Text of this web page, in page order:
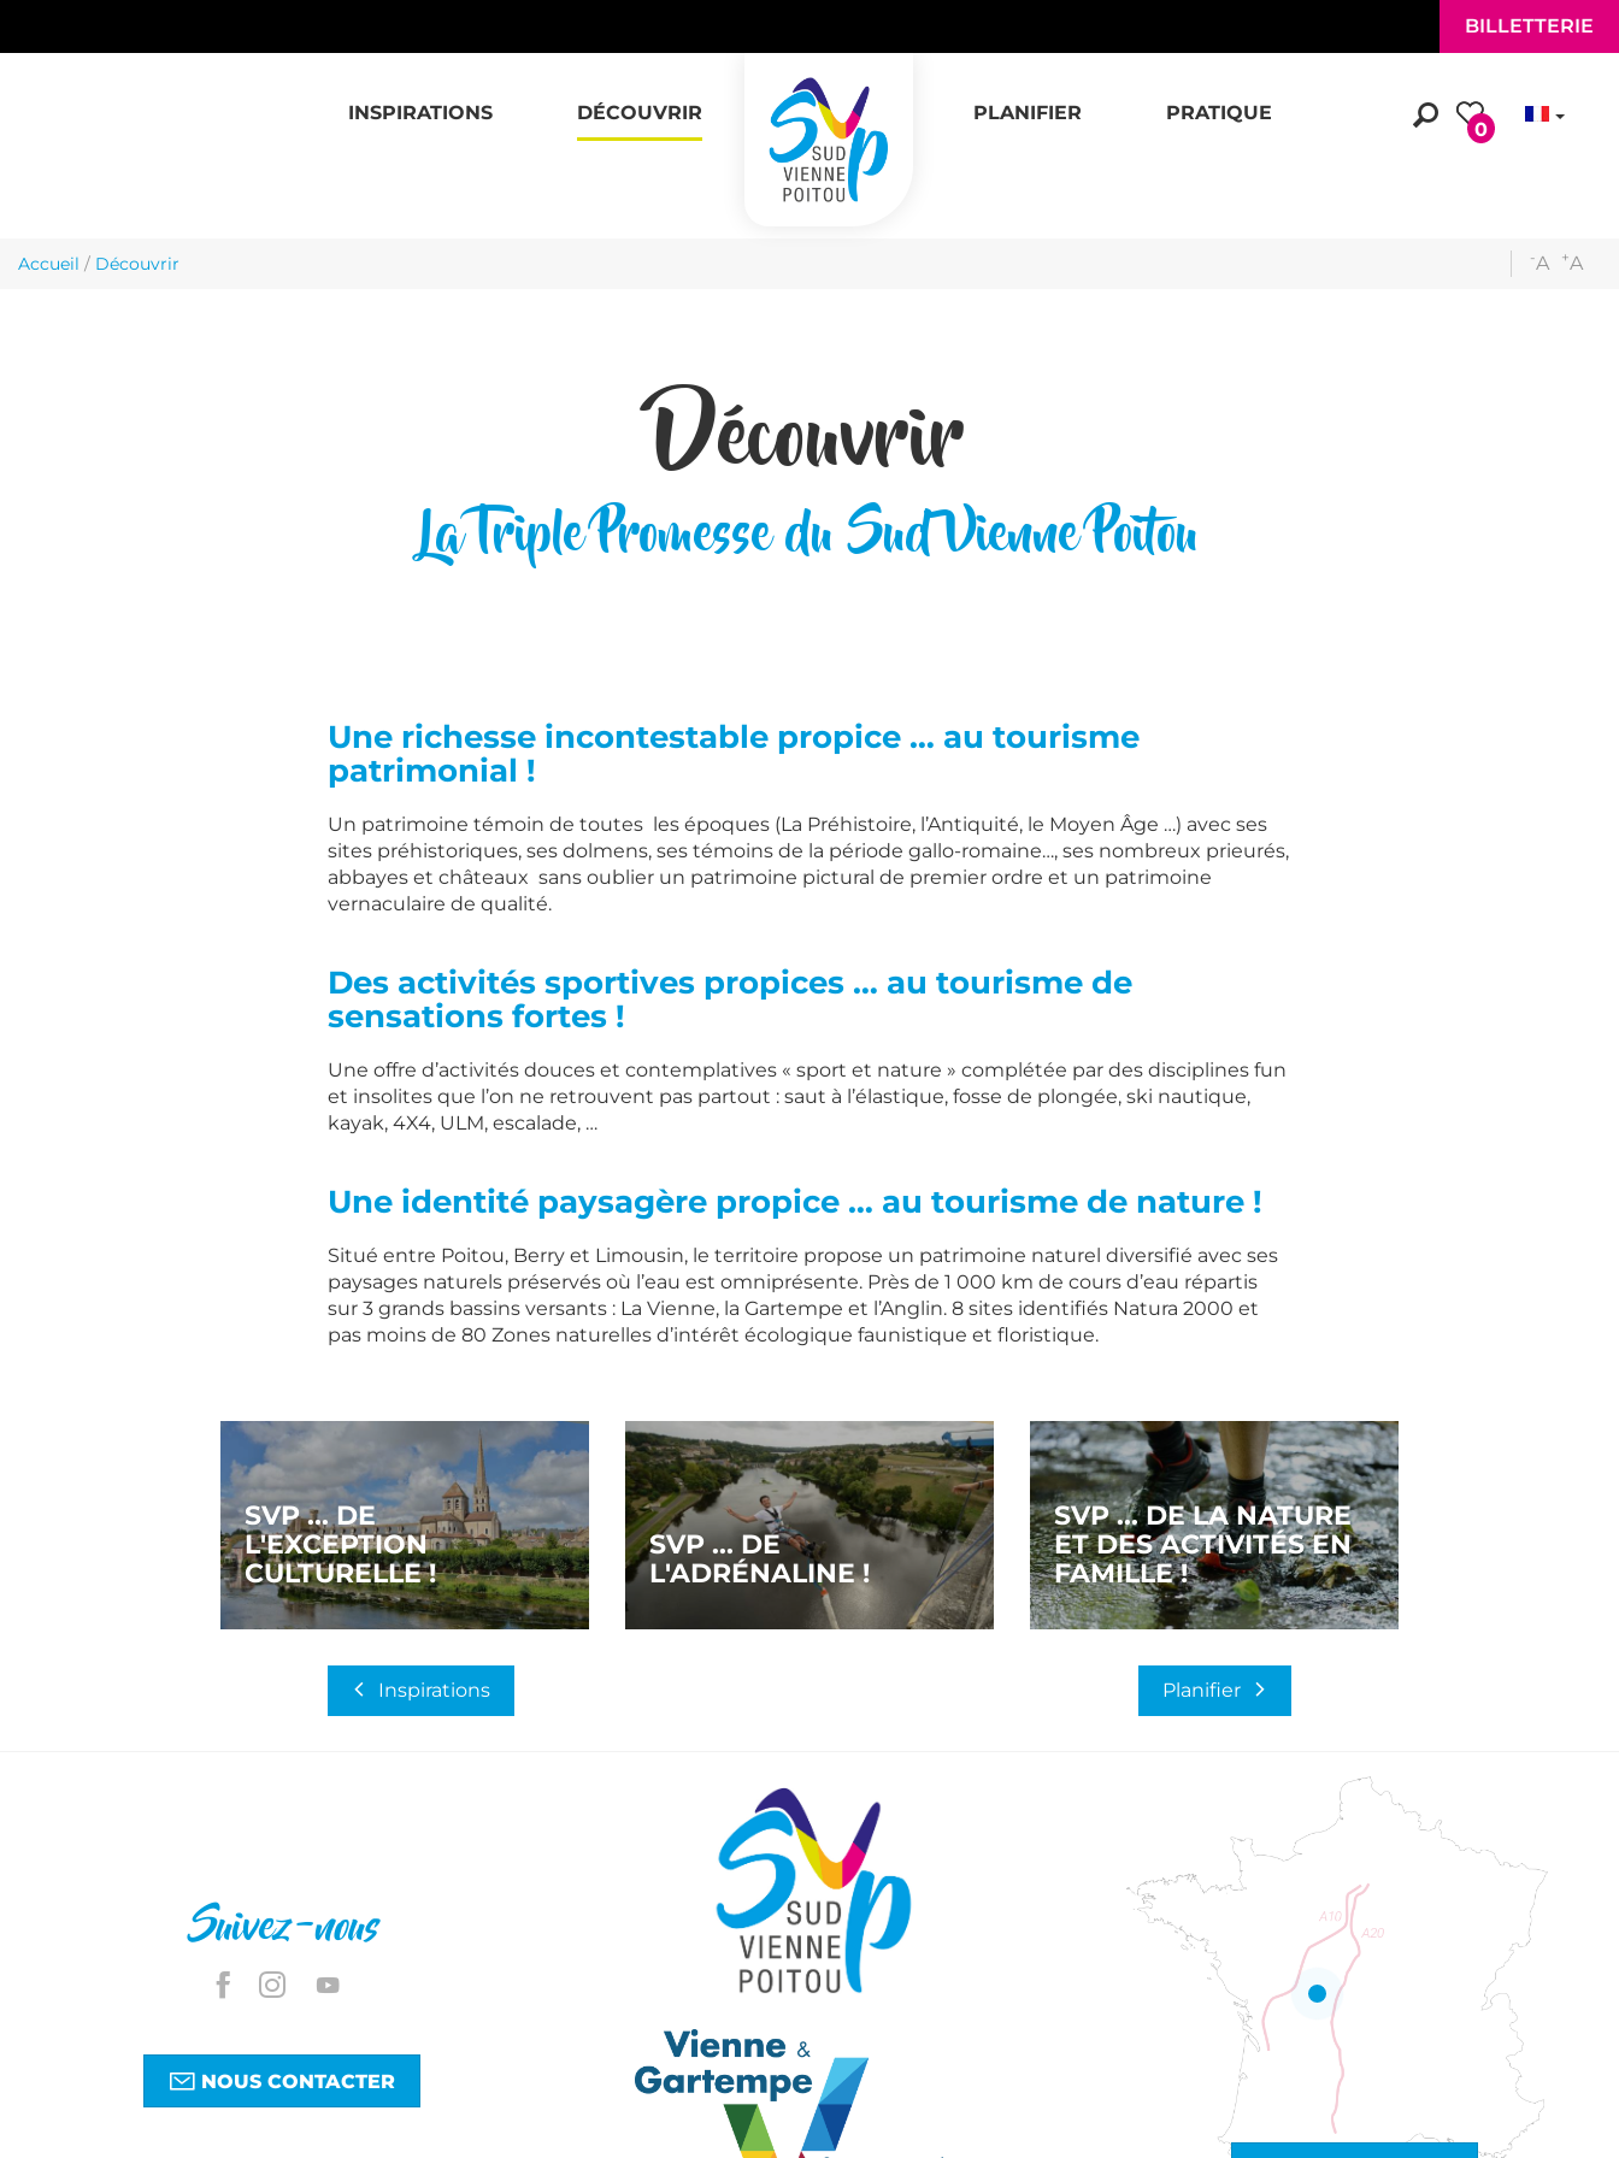
BILLETTERIE
INSPIRATIONS DÉCOUVRIR PLANIFIER PRATIQUE
0
Accueil / Découvrir -A +A
Découvrir
La Triple Promesse du Sud Vienne Poitou
Une richesse incontestable propice … au tourisme
patrimonial !
Un patrimoine témoin de toutes les époques (La Préhistoire, l’Antiquité, le Moyen Âge …) avec ses
sites préhistoriques, ses dolmens, ses témoins de la période gallo-romaine…, ses nombreux prieurés,
abbayes et châteaux sans oublier un patrimoine pictural de premier ordre et un patrimoine
vernaculaire de qualité.
Des activités sportives propices … au tourisme de
sensations fortes !
Une offre d’activités douces et contemplatives « sport et nature » complétée par des disciplines fun
et insolites que l’on ne retrouvent pas partout : saut à l’élastique, fosse de plongée, ski nautique,
kayak, 4X4, ULM, escalade, …
Une identité paysagère propice … au tourisme de nature !
Situé entre Poitou, Berry et Limousin, le territoire propose un patrimoine naturel diversifié avec ses
paysages naturels préservés où l’eau est omniprésente. Près de 1 000 km de cours d’eau répartis
sur 3 grands bassins versants : La Vienne, la Gartempe et l’Anglin. 8 sites identifiés Natura 2000 et
pas moins de 80 Zones naturelles d’intérêt écologique faunistique et floristique.
SVP ... DE
L'EXCEPTION
CULTURELLE !
SVP ... DE
L'ADRÉNALINE !
SVP ... DE LA NATURE
ET DES ACTIVITÉS EN
FAMILLE !
Inspirations Planifier
Suivez-nous
NOUS CONTACTER